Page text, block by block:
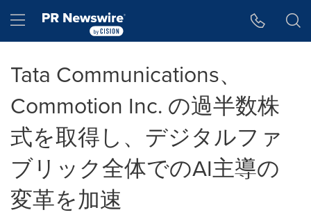
Hamburger menu
Tata Communications、
Commotion Inc. の過半数株
式を取得し、デジタルファ
ブリック全体でのAI主導の
変革を加速